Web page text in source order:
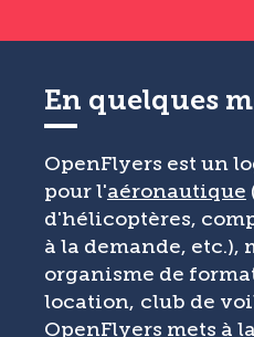
En quelques
OpenFlyers est un
pour l'aéronautique
d'hélicoptères,
à la demande, etc.),
organisme de
location, club de
OpenFlyers mets à